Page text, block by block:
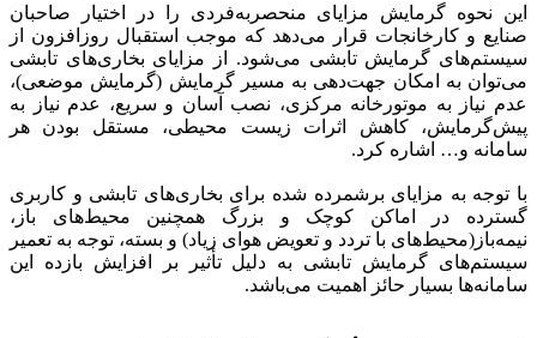
این نحوه گرمایش مزایای منحصر‌به‌فردی را در اختیار صاحبان
صنایع و کارخانجات قرار می‌دهد که موجب استقبال روزافزون از
سیستم‌های گرمایش تابشی می‌شود. از مزایای بخاری‌های تابشی
می‌توان به امکان جهت‌دهی به مسیر گرمایش (گرمایش موضعی)،
عدم نیاز به موتورخانه مرکزی، نصب آسان و سریع، عدم نیاز به
پیش‌گرمایش، کاهش اثرات زیست محیطی، مستقل بودن هر
سامانه و… اشاره کرد.
با توجه به مزایای برشمرده شده برای بخاری‌های تابشی و کاربری
گسترده در اماکن کوچک و بزرگ همچنین محیط‌های باز،
نیمه‌باز(محیط‌های با تردد و تعویض هوای زیاد) و بسته، توجه به تعمیر
سیستم‌های گرمایش تابشی به دلیل تأثیر بر افزایش بازده این
سامانه‌ها بسیار حائز اهمیت می‌باشد.